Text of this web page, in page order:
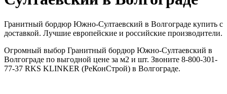
Гранитный бордюр Южно-Султаевский в Волгограде купить с
доставкой. Лучшие европейские и российские производители.
Огромный выбор Гранитный бордюр Южно-Султаевский в
Волгограде по выгодной цене за м2 и шт. Звоните 8-800-301-
77-37 RKS KLINKER (РеКонСтрой) в Волгограде.